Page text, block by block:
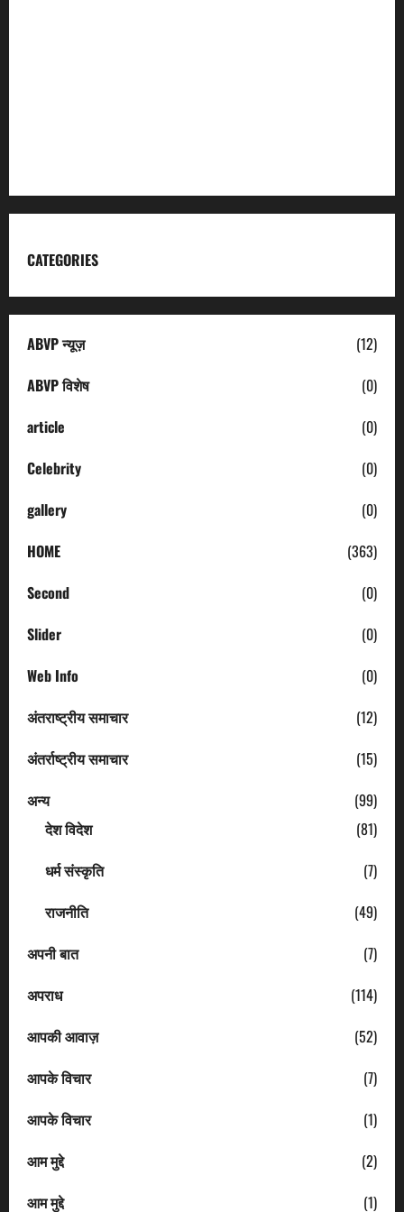
CATEGORIES
ABVP न्यूज़
(12)
ABVP विशेष
(0)
article
(0)
Celebrity
(0)
gallery
(0)
HOME
(363)
Second
(0)
Slider
(0)
Web Info
(0)
अंतराष्ट्रीय समाचार
(12)
अंतर्राष्ट्रीय समाचार
(15)
अन्य
(99)
देश विदेश
(81)
धर्म संस्कृति
(7)
राजनीति
(49)
अपनी बात
(7)
अपराध
(114)
आपकी आवाज़
(52)
आपके विचार
(7)
आपके विचार
(1)
आम मुद्दे
(2)
आम मुद्दे
(1)